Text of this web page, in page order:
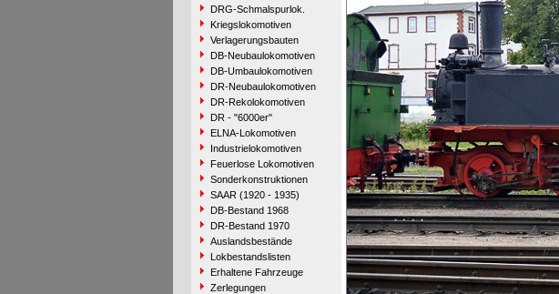
DRG-Schmalspurlok.
Kriegslokomotiven
Verlagerungsbauten
DB-Neubaulokomotiven
DB-Umbaulokomotiven
DR-Neubaulokomotiven
DR-Rekolokomotiven
DR - "6000er"
ELNA-Lokomotiven
Industrielokomotiven
Feuerlose Lokomotiven
Sonderkonstruktionen
SAAR (1920 - 1935)
DB-Bestand 1968
DR-Bestand 1970
Auslandsbestände
Lokbestandslisten
Erhaltene Fahrzeuge
Zerlegungen